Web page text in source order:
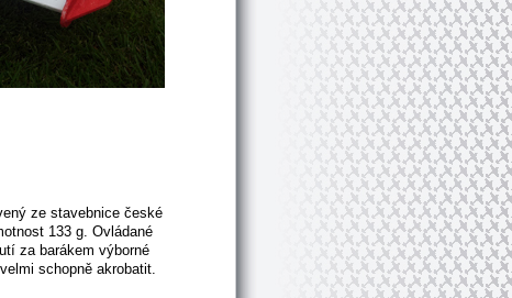
ze stavebnice české
133 g. Ovládané
za barákem výborné
schopně akrobatit.